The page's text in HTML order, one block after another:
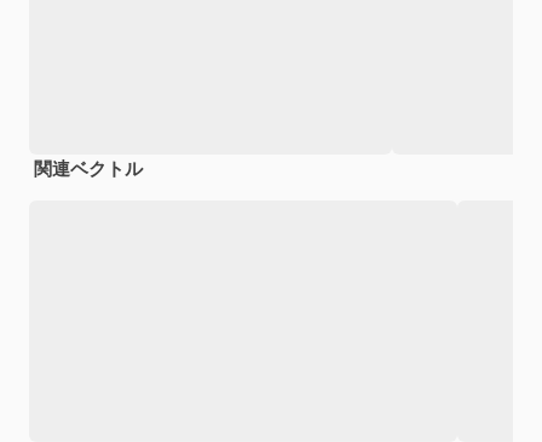
関連ベクトル